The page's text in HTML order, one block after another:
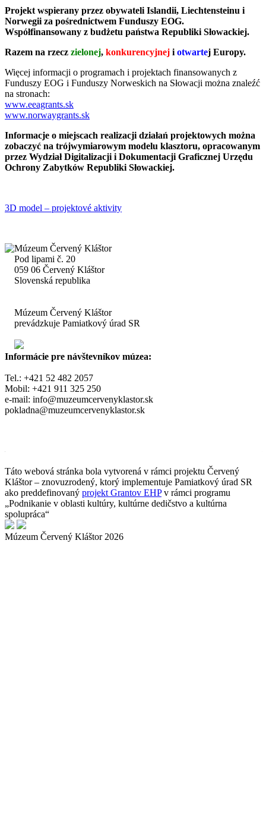
Projekt wspierany przez obywateli Islandii, Liechtensteinu i
Norwegii za pośrednictwem Funduszy EOG.
Współfinansowany z budżetu państwa Republiki Słowackiej.
Razem na rzecz zielonej, konkurencyjnej i otwartej Europy.
Więcej informacji o programach i projektach finansowanych z
Funduszy EOG i Funduszy Norweskich na Słowacji można znaleźć
na stronach:
www.eeagrants.sk
www.norwaygrants.sk
Informacje o miejscach realizacji działań projektowych można
zobaczyć na trójwymiarowym modelu klasztoru, opracowanym
przez Wydział Digitalizacji i Dokumentacji Graficznej Urzędu
Ochrony Zabytków Republiki Słowackiej.
3D model – projektové aktivity
Múzeum Červený Kláštor
Pod lipami č. 20
059 06 Červený Kláštor
Slovenská republika
Múzeum Červený Kláštor
prevádzkuje Pamiatkový úrad SR
Informácie pre návštevníkov múzea:
Tel.: +421 52 482 2057
Mobil: +421 911 325 250
e-mail: info@muzeumcervenyklastor.sk
pokladna@muzeumcervenyklastor.sk
Táto webová stránka bola vytvorená v rámci projektu Červený
Kláštor – znovuzrodený, ktorý implementuje Pamiatkový úrad SR
ako preddefinovaný projekt Grantov EHPv rámci programu
„Podnikanie v oblasti kultúry, kultúrne dedičstvo a kultúrna
spolupráca“
Múzeum Červený Kláštor 2026